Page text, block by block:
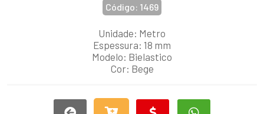
Código: 1469
Unidade: Metro
Espessura: 18 mm
Modelo: Bielastico
Cor: Bege